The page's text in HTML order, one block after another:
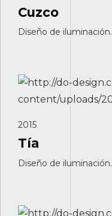
Cuzco
Diseño de iluminación.
2015
Tía
Diseño de iluminación.